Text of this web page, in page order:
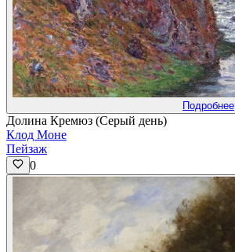
Подробнее
Долина Кремюз (Серый день)
Клод Моне
Пейзаж
0